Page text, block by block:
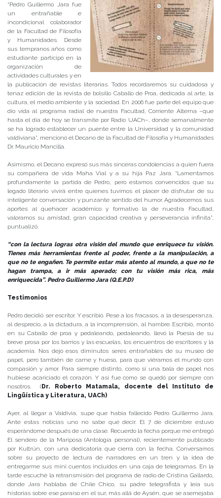
“Pedro Guillermo Jara fue
un entrañable e
incondicional colaborador
de la Facultad de Filosofía
y Humanidades. Desde
sus tempranos años como
estudiante participó en la
organización de
actividades culturales y en
la publicación de revistas literarias. Todos recordaremos su cuidadosa y
tenaz edición de la revista de bolsillo Caballo de Proa, dedicada al arte, la
cultura, el medio ambiente y la sociedad. En 2006 fue parte del equipo que
dio vida al programa radial de nuestra Facultad, Corriente Alterna –que
hasta el día de hoy se transmite por Radio UACh–, donde semanalmente
se ha logrado establecer un puente entre la Universidad y la comunidad
valdiviana”, mencionó el Decano de la Facultad de Filosofía y Humanidades
Dr. Mauricio Mancilla.
Asimismo, el Decano expresó sus más sinceras condolencias a quien fuera
su compañera de vida Maha Vial y a su hija Paz Jara. “Lamentamos
profundamente la partida de Pedro, pero estamos convencidos que su
legado literario vivirá entre quienes tuvimos el placer de disfrutar de su
inteligente conversación y punzante sentido del humor. Agradecemos sus
aportes al quehacer académico y formativo la de nuestra Facultad,
valoramos su amistad, gran capacidad creativa y perseverancia infinita”,
puntualizó.
“con la lectura logras otra visión del mundo que enriquece tu visión.
Tienes más herramientas frente al poder, frente a la manipulación, a
que no te engañen. Te permite estar más atento al mundo, a que no te
hagan trampa, a ir más aperado; con tu visión más rica, más
enriquecida”. Pedro Guillermo Jara (Q.E.P.D)
Testimonios
Pedro decidió ser escritor. Y escribió. Pese a los fracasos, a la desesperanza,
al desprecio, a la dictadura, a la incomprensión, al hambre. Escribió, montó
en su Caballo de proa y pedaleando, pedaleando, llevó la Poesía de su
breve prosa por los barrios y las escuelas, los encuentros de escritores y la
academia. Nos dejó esos diminutos seres entrañables de su museo de
papel, pero también de carne y hueso, para que viéramos el mundo con
compasión y amor. Para siempre distinto, como si una bala de papel nos
hubiese acariciado el corazón. Y así fue como se quedó por siempre con
nosotros. ( Dr. Roberto Matamala, docente del Instituto de
Lingüística y Literatura, UACh)
Ayer, al llegar a Valdivia, supe que había fallecido Pedro Guillermo Jara.
Ante estas noticias uno no sabe qué decir. El 7 de diciembre estuvo
esperándome después de una clase. Recuerdo la fecha porque me entregó
El sendero de la Mariposa (Antología personal), recientemente publicado
por Kultrún, con una dedicatoria que cierra con la fecha. Conversamos
sobre su proyecto de lectura de narradores en un tren y la idea de
entregarme sus mini cuentos incluidos en una caja de telegramas. En la
tarde escuché la retransmisión del programa de radio de Cristina Gallardo,
donde Jara hablaba de Chile Chico, su padre telegrafista y leía sus
historias sobre ese paraíso en el sur, más allá de Aysén, que se asemejaba